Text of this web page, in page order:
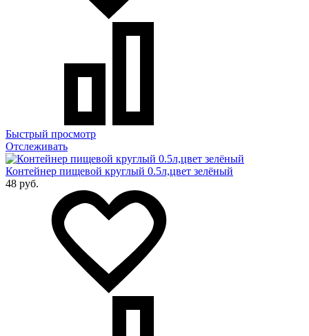
Быстрый просмотр
Отслеживать
Контейнер пищевой круглый 0.5л,цвет зелёный
48 руб.